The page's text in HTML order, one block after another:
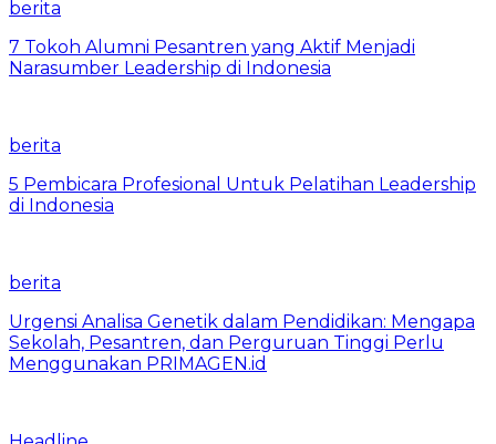
berita
7 Tokoh Alumni Pesantren yang Aktif Menjadi
Narasumber Leadership di Indonesia
berita
5 Pembicara Profesional Untuk Pelatihan Leadership
di Indonesia
berita
Urgensi Analisa Genetik dalam Pendidikan: Mengapa
Sekolah, Pesantren, dan Perguruan Tinggi Perlu
Menggunakan PRIMAGEN.id